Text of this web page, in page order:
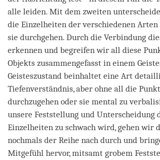
alle leiden. Mit dem zweiten
die Einzelheiten der verschiedenen Arten
sie durchgehen. Durch die Verbindung
erkennen und begreifen wir all diese
Objekts zusammengefasst in einem
Geisteszustand beinhaltet eine Art
Tiefenverständnis, aber ohne all die
durchzugehen oder sie mental zu
unsere Feststellung und Unterscheidung
Einzelheiten zu schwach wird, gehen wir
nochmals der Reihe nach durch und
Mitgefühl hervor, mitsamt grobem